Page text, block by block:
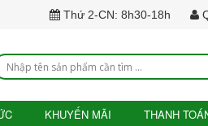
Thứ 2-CN: 8h30-18h
KHUYẾN MÃI THANH